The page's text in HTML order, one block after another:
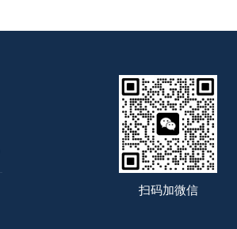
扫码加微信